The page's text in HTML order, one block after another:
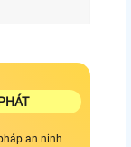
an ninh